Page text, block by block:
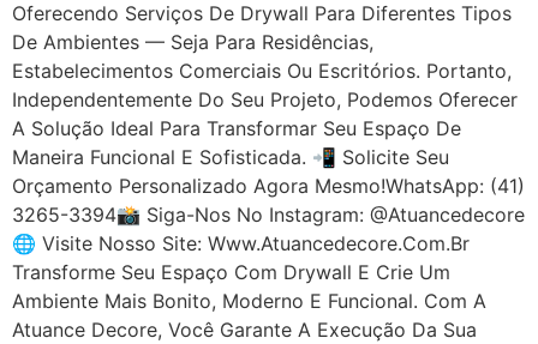
Oferecendo Serviços De Drywall Para Diferentes Tipos
De Ambientes — Seja Para Residências,
Estabelecimentos Comerciais Ou Escritórios. Portanto,
Independentemente Do Seu Projeto, Podemos Oferecer
A Solução Ideal Para Transformar Seu Espaço De
Maneira Funcional E Sofisticada. 📲 Solicite Seu
Orçamento Personalizado Agora Mesmo!WhatsApp: (41)
3265-3394📸 Siga-Nos No Instagram: @atuancedecore
🌐 Visite Nosso Site: Www.atuancedecore.com.br
Transforme Seu Espaço Com Drywall E Crie Um
Ambiente Mais Bonito, Moderno E Funcional. Com A
Atuance Decore, Você Garante A Execução Da Sua